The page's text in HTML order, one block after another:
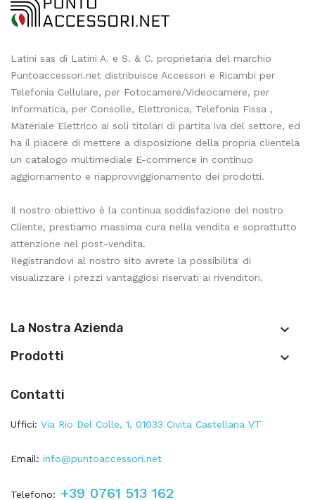
Latini sas di Latini A. e S. & C. proprietaria del marchio
Puntoaccessori.net distribuisce Accessori e Ricambi per
Telefonia Cellulare, per Fotocamere/Videocamere, per
Informatica, per Consolle, Elettronica, Telefonia Fissa ,
Materiale Elettrico ai soli titolari di partita iva del settore, ed
ha il piacere di mettere a disposizione della propria clientela
un catalogo multimediale E-commerce in continuo
aggiornamento e riapprovviggionamento dei prodotti.
Il nostro obiettivo è la continua soddisfazione del nostro
Cliente, prestiamo massima cura nella vendita e soprattutto
attenzione nel post-vendita.
Registrandovi al nostro sito avrete la possibilita' di
visualizzare i prezzi vantaggiosi riservati ai rivenditori.
La Nostra Azienda 
Prodotti 
Contatti
Uffici: Via Rio Del Colle, 1, 01033 Civita Castellana VT
Email: info@puntoaccessori.net
Telefono: +39 0761 513 162